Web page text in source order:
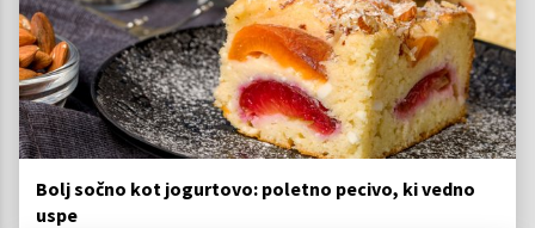
Bolj sočno kot jogurtovo: poletno pecivo, ki vedno
uspe